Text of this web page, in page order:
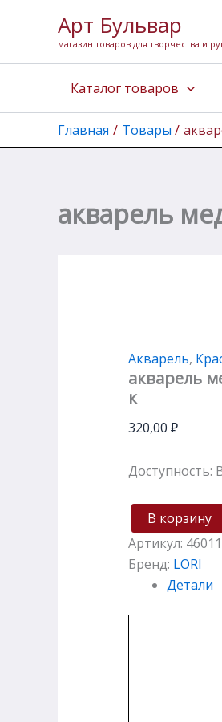
содержимому
Арт Бульвар
магазин товаров для творчества и
Каталог товаров
Главная Товары
акварель
Акварель,
акварель
к
320,00 ₽
Доступность:
товара
акварель
"Луч.
б/
к
В корзину
Артикул:
Бренд: LORI
Детали